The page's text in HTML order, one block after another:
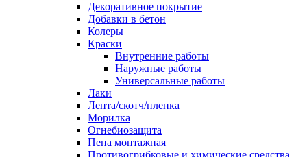
Декоративное покрытие
Добавки в бетон
Колеры
Краски
Внутренние работы
Наружные работы
Универсальные работы
Лаки
Лента/скотч/пленка
Морилка
Огнебиозащита
Пена монтажная
Противогрибковые и химические средства